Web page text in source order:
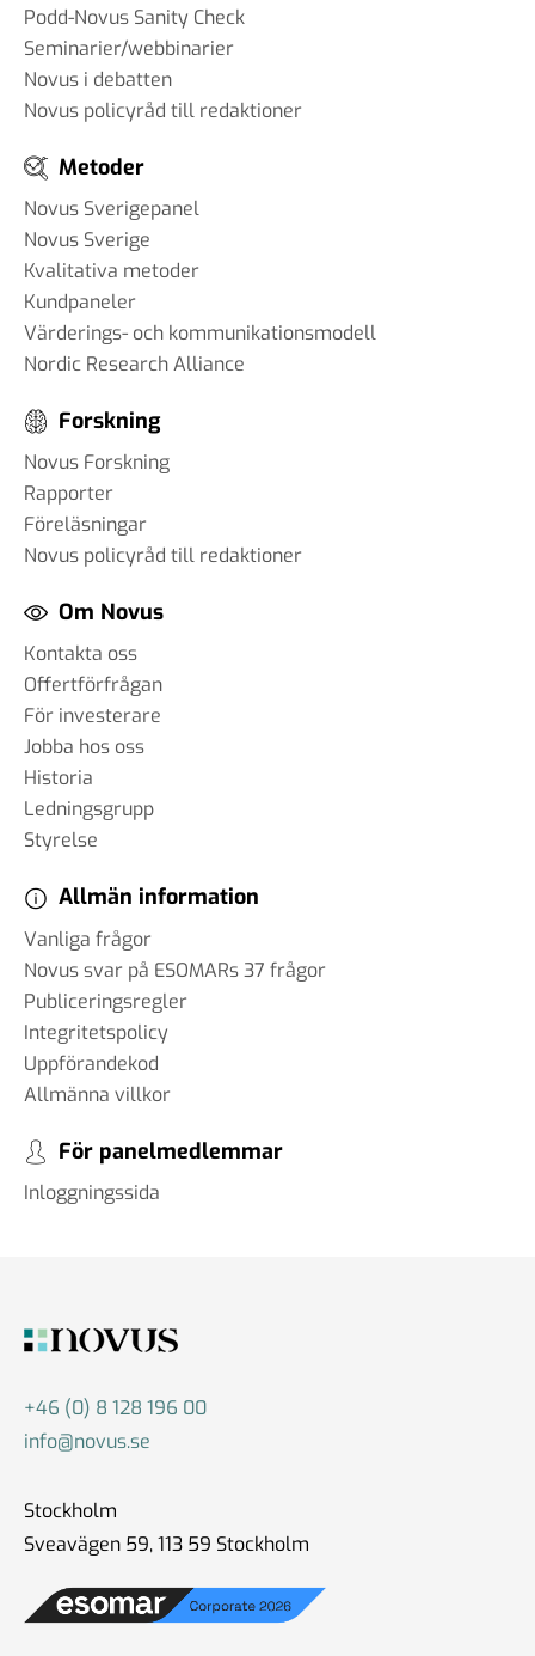
Podd-Novus Sanity Check
Seminarier/webbinarier
Novus i debatten
Novus policyråd till redaktioner
Metoder
Novus Sverigepanel
Novus Sverige
Kvalitativa metoder
Kundpaneler
Värderings- och kommunikationsmodell
Nordic Research Alliance
Forskning
Novus Forskning
Rapporter
Föreläsningar
Novus policyråd till redaktioner
Om Novus
Kontakta oss
Offertförfrågan
För investerare
Jobba hos oss
Historia
Ledningsgrupp
Styrelse
Allmän information
Vanliga frågor
Novus svar på ESOMARs 37 frågor
Publiceringsregler
Integritetspolicy
Uppförandekod
Allmänna villkor
För panelmedlemmar
Inloggningssida
+46 (0) 8 128 196 00
info@novus.se
Stockholm
Sveavägen 59, 113 59 Stockholm